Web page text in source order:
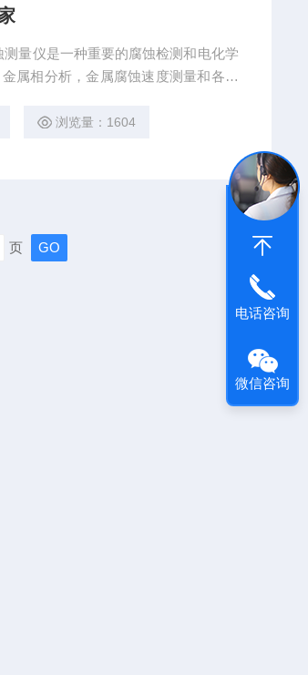
属相分析，金属腐蚀速度测量和各种
浏览量：1604
页
电话咨询
微信咨询